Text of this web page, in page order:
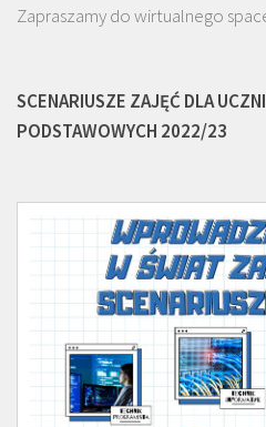
Zapraszamy do wirtualnego
SCENARIUSZE ZAJĘĆ DLA
PODSTAWOWYCH 2022/23